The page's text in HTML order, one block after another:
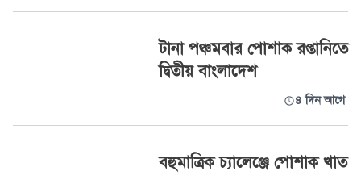
টানা পঞ্চমবার পোশাক রপ্তানিতে
দ্বিতীয় বাংলাদেশ
৪ দিন আগে
বহুমাত্রিক চ্যালেঞ্জে পোশাক খাত